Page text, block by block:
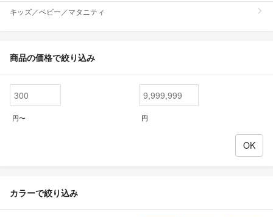
キッズ／ベビー／マタニティ
商品の価格で絞り込み
円〜 円
カラーで絞り込み